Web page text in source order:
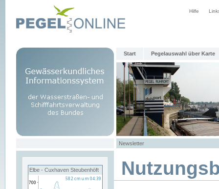
Hilfe
Start Pegelauswahl über Karte
Newsletter
Elbe - Cuxhaven Steubenhöft